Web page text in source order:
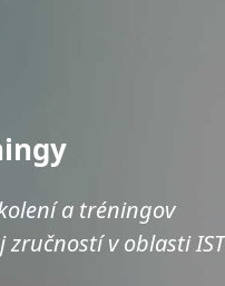
a tréningov
v oblasti